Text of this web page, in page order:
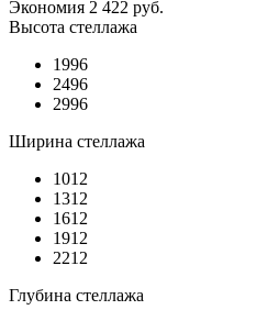
Экономия 2 422 руб.
Высота стеллажа
1996
2496
2996
Ширина стеллажа
1012
1312
1612
1912
2212
Глубина стеллажа